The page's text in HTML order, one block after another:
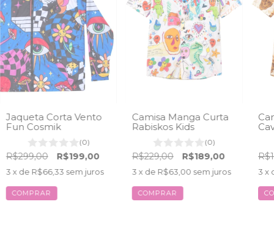
Jaqueta Corta Vento
Fun Cosmik
(0)
R$299,00 R$199,00
3 x de R$66,33 sem juros
COMPRAR
Camisa Manga Curta
Rabiskos Kids
(0)
R$229,00 R$189,00
3 x de R$63,00 sem juros
COMPRAR
3 x